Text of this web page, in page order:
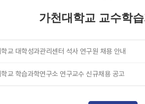
가천대학교 교수학
교 대학성과관리센터 석사 연구원 채용 안내
교 학습과학연구소 연구교수 신규채용 공고